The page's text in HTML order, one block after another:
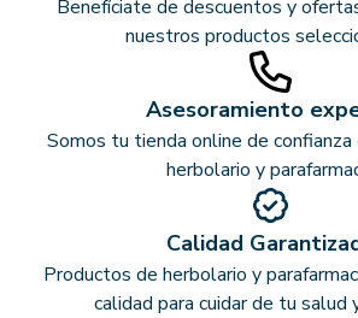
Benefíciate de descuentos y
nuestros productos
Asesoramiento
Somos tu tienda online de
herbolario y
Calidad
Productos de herbolario y
calidad para cuidar de tu salud